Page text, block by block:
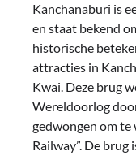
Kanchanaburi is
en staat bekend
historische
attracties in
Kwai. Deze brug
Wereldoorlog
gedwongen om te
Railway”. De